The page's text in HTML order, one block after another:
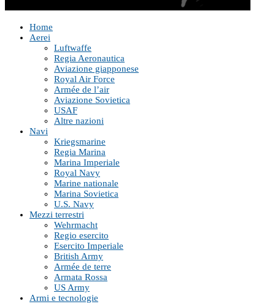
Home
Aerei
Luftwaffe
Regia Aeronautica
Aviazione giapponese
Royal Air Force
Armée de l’air
Aviazione Sovietica
USAF
Altre nazioni
Navi
Kriegsmarine
Regia Marina
Marina Imperiale
Royal Navy
Marine nationale
Marina Sovietica
U.S. Navy
Mezzi terrestri
Wehrmacht
Regio esercito
Esercito Imperiale
British Army
Armée de terre
Armata Rossa
US Army
Armi e tecnologie